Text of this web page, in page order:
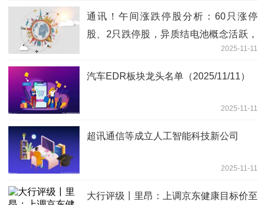
通讯！午间涨跌停股分析：60只涨停
股、2只跌停股，异质结电池概念活跃，
2025-11-11
汽车EDR板块龙头名单（2025/11/11）
2025-11-11
超讯通信等成立人工智能科技新公司
2025-11-11
大行评级丨里昂：上调京东健康目标价至